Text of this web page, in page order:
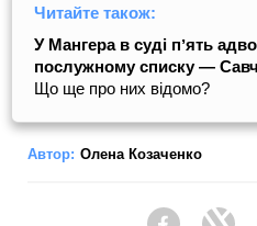
Читайте також:
У Мангера в суді пʼять
послужному списку —
Що ще про них відомо?
Автор: Олена Козаченко